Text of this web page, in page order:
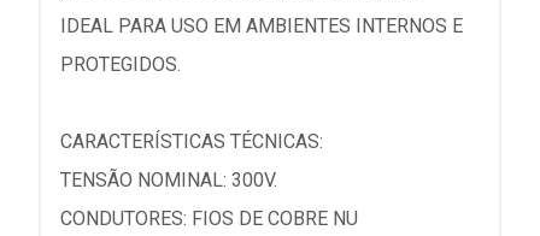
IDEAL PARA USO EM AMBIENTES INTERNOS E
PROTEGIDOS.
CARACTERÍSTICAS TÉCNICAS:
TENSÃO NOMINAL: 300V.
CONDUTORES: FIOS DE COBRE NU